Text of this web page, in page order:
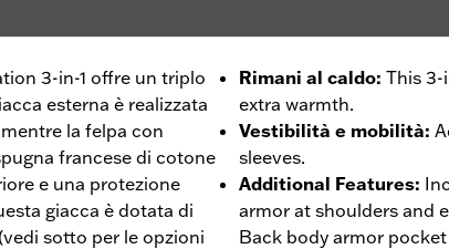
3-in-1 offre un triplo
esterna è realizzata
la felpa con
francese di cotone
e una protezione
giacca è dotata di
sotto per le opzioni
Rimani al caldo: This 3-
extra warmth.
Vestibilità e mobilità:
sleeves.
Additional Features:
armor at shoulders and
Back body armor